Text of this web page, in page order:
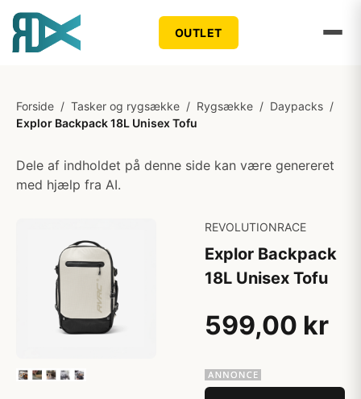
OUTLET
Forside / Tasker og rygsække / Rygsække / Daypacks /
Explor Backpack 18L Unisex Tofu
Dele af indholdet på denne side kan være genereret
med hjælp fra AI.
REVOLUTIONRACE
Explor Backpack
18L Unisex Tofu
599,00 kr